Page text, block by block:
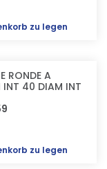
zu legen
RONDE A
INT 40 DIAM INT
zu legen